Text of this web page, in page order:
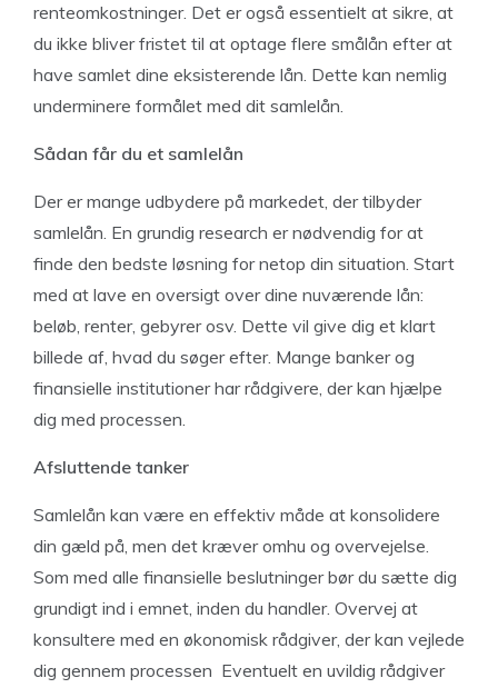
renteomkostninger. Det er også essentielt at sikre, at
du ikke bliver fristet til at optage flere smålån efter at
have samlet dine eksisterende lån. Dette kan nemlig
underminere formålet med dit samlelån.
Sådan får du et samlelån
Der er mange udbydere på markedet, der tilbyder
samlelån. En grundig research er nødvendig for at
finde den bedste løsning for netop din situation. Start
med at lave en oversigt over dine nuværende lån:
beløb, renter, gebyrer osv. Dette vil give dig et klart
billede af, hvad du søger efter. Mange banker og
finansielle institutioner har rådgivere, der kan hjælpe
dig med processen.
Afsluttende tanker
Samlelån kan være en effektiv måde at konsolidere
din gæld på, men det kræver omhu og overvejelse.
Som med alle finansielle beslutninger bør du sætte dig
grundigt ind i emnet, inden du handler. Overvej at
konsultere med en økonomisk rådgiver, der kan vejlede
dig gennem processen Eventuelt en uvildig rådgiver